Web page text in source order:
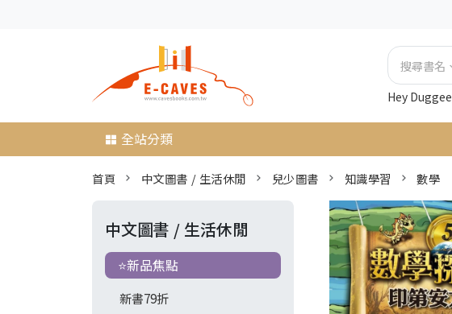
Hey Duggee
全站分類
首頁 中文圖書 / 生活休閒 兒少圖書 知識學習 數學
中文圖書 / 生活休閒
⭐新品焦點
新書79折